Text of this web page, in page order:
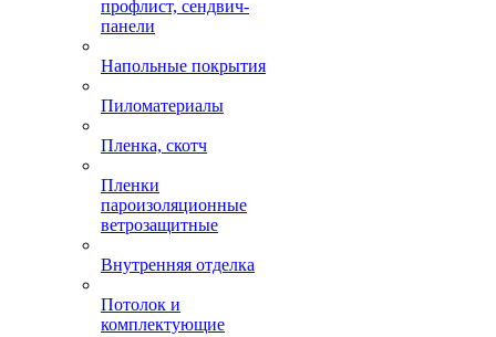
профлист, сендвич-
панели
Напольные покрытия
Пиломатериалы
Пленка, скотч
Пленки
пароизоляционные
ветрозащитные
Внутренняя отделка
Потолок и
комплектующие